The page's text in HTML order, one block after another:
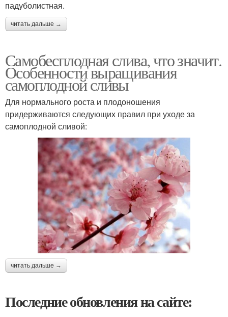
падуболистная.
читать дальше →
Самобесплодная слива, что значит.
Особенности выращивания
самоплодной сливы
Для нормального роста и плодоношения
придерживаются следующих правил при уходе за
самоплодной сливой:
читать дальше →
Последние обновления на сайте: